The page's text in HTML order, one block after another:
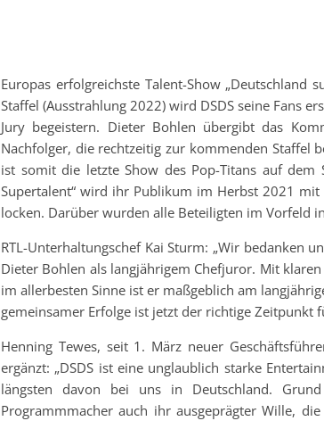
Europas erfolgreichste Talent-Show „Deutschland
Staffel (Ausstrahlung 2022) wird DSDS seine Fans
Jury begeistern. Dieter Bohlen übergibt das
Nachfolger, die rechtzeitig zur kommenden Staffel
ist somit die letzte Show des Pop-Titans auf dem
Supertalent“ wird ihr Publikum im Herbst 2021
locken. Darüber wurden alle Beteiligten im Vorfeld
RTL-Unterhaltungschef Kai Sturm: „Wir bedanken
Dieter Bohlen als langjährigem Chefjuror. Mit
im allerbesten Sinne ist er maßgeblich am
gemeinsamer Erfolge ist jetzt der richtige Zeitpunkt
Henning Tewes, seit 1. März neuer
ergänzt: „DSDS ist eine unglaublich starke
längsten davon bei uns in Deutschland.
Programmmacher auch ihr ausgeprägter Wille,